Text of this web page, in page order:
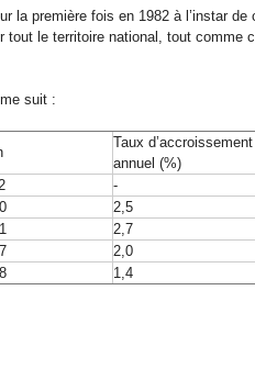
la première fois en 1982 à l’instar
tout le territoire national, tout comme
suit :
Taux d’accroissement
annuel (%)
-
2,5
2,7
2,0
1,4